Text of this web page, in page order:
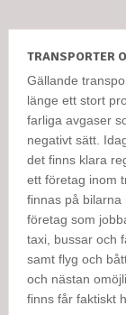
TRANSPORTER
Gällande
länge ett stort
farliga avgaser
negativt sätt.
det finns klara
ett företag inom
finnas på bilarna
företag som
taxi, bussar och
samt flyg och
och nästan
finns får faktiskt